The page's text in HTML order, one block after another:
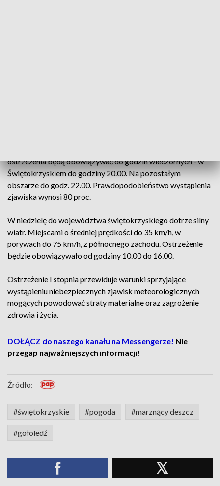
ostrzeżenia będą obowiązywać do godzin wieczornych - w
Świętokrzyskiem do godziny 20.00. Na pozostałym
obszarze do godz. 22.00. Prawdopodobieństwo wystąpienia
zjawiska wynosi 80 proc.
W niedzielę do województwa świętokrzyskiego dotrze silny
wiatr. Miejscami o średniej prędkości do 35 km/h, w
porywach do 75 km/h, z północnego zachodu. Ostrzeżenie
będzie obowiązywało od godziny 10.00 do 16.00.
Ostrzeżenie I stopnia przewiduje warunki sprzyjające
wystąpieniu niebezpiecznych zjawisk meteorologicznych
mogących powodować straty materialne oraz zagrożenie
zdrowia i życia.
DOŁĄCZ do naszego kanału na Messengerze! Nie
przegap najważniejszych informacji!
Źródło:
#świętokrzyskie #pogoda #marznący deszcz
#gołoledź